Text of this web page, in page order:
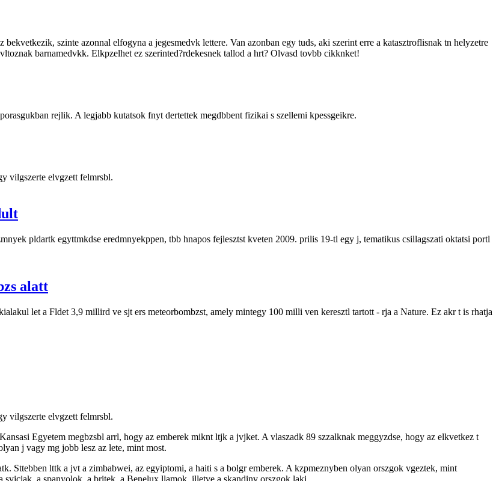
szinte azonnal elfogyna a jegesmedvk lettere. Van azonban egy tuds, aki szerint erre a katasztroflisnak tn helyzetre
barnamedvkk. Elkpzelhet ez szerinted?rdekesnek tallod a hrt? Olvasd tovbb cikknket!
rejlik. A legjabb kutatsok fnyt dertettek megdbbent fizikai s szellemi kpessgeikre.
vilgszerte elvgzett felmrsbl.
pldartk egyttmkdse eredmnyekppen, tbb hnapos fejlesztst kveten 2009. prilis 19-tl egy j, tematikus csillagszati oktatsi portl
alatt
let a Fldet 3,9 millird ve sjt ers meteorbombzst, amely mintegy 100 milli ven keresztl tartott - rja a Nature. Ez akr t is rhatja
vilgszerte elvgzett felmrsbl.
Egyetem megbzsbl arrl, hogy az emberek miknt ltjk a jvjket. A vlaszadk 89 szzalknak meggyzdse, hogy az elkvetkez t
j vagy mg jobb lesz az lete, mint most.
Sttebben lttk a jvt a zimbabwei, az egyiptomi, a haiti s a bolgr emberek. A kzpmeznyben olyan orszgok vgeztek, mint